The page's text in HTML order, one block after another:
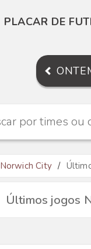
PLACAR DE
Norwich City
Últimos jogos